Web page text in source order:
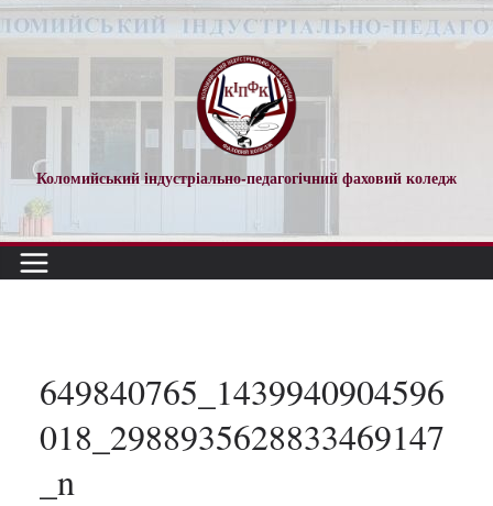
Перейти
до
Коломийський індустріально-педагогічний фаховий коледж
649840765_1439940904596
018_2988935628833469147
_n